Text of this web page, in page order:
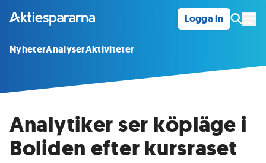
Logga in
NyheterAnalyserAktiviteter
Analytiker ser köpläge i
Boliden efter kursraset